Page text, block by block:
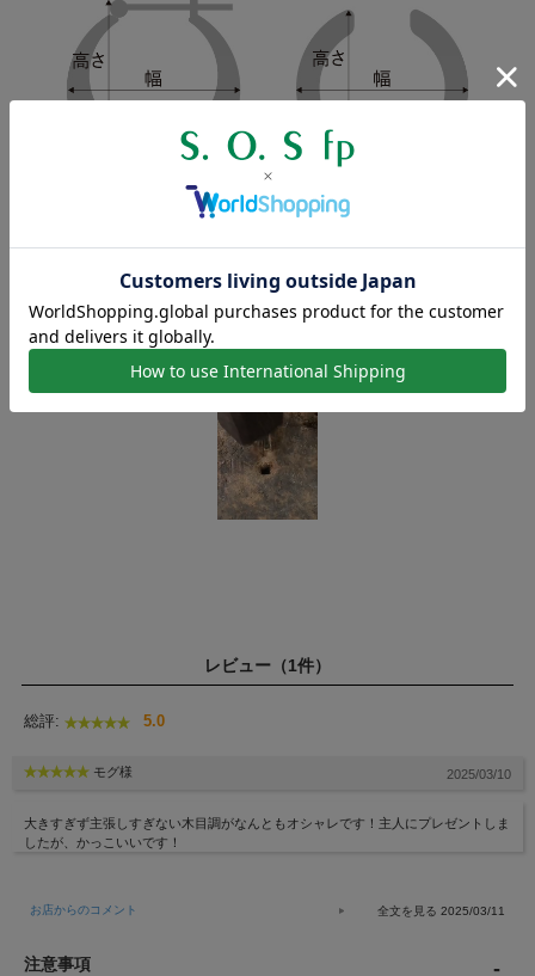
で、数値は目安とお考えください。
レビュー（1件）
総評: 5.0
モグ様 2025/03/10
大きすぎず主張しすぎない木目調がなんともオシャレです！主人にプレゼントしま
したが、かっこいいです！
お店からのコメント 2025/03/11
注意事項